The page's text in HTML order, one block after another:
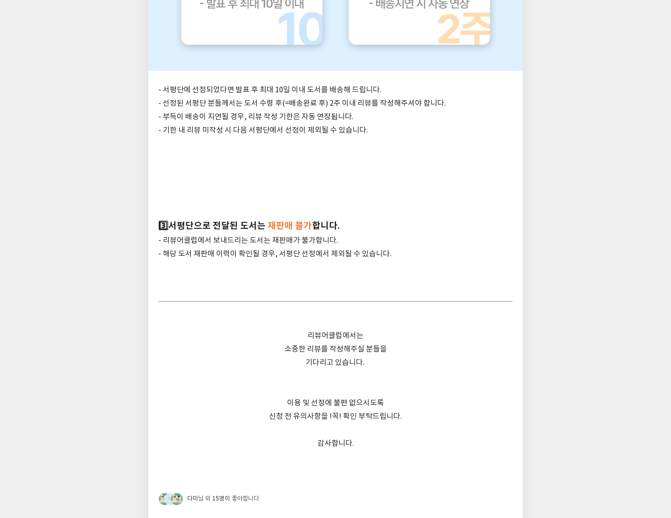
- 서평단에 선정되었다면 발표 후 최대 10일 이내 도서를 배송해 드립니다.
- 선정된 서평단 분들께서는 도서 수령 후(=배송완료 후) 2주 이내 리뷰를 작성해주셔야 합니다.
- 부득이 배송이 지연될 경우, 리뷰 작성 기한은 자동 연장됩니다.
- 기한 내 리뷰 미작성 시 다음 서평단에서 선정이 제외될 수 있습니다.
3️⃣서평단으로 전달된 도서는 재판매 불가합니다.
- 리뷰어클럽에서 보내드리는 도서는 재판매가 불가합니다.
- 해당 도서 재판매 이력이 확인될 경우, 서평단 선정에서 제외될 수 있습니다.
리뷰어클럽에서는
소중한 리뷰를 작성해주실 분들을
기다리고 있습니다.
이용 및 선정에 불편 없으시도록
신청 전 유의사항을 !꼭! 확인 부탁드립니다.
감사합니다.
다미 님 외 15명이 좋아합니다